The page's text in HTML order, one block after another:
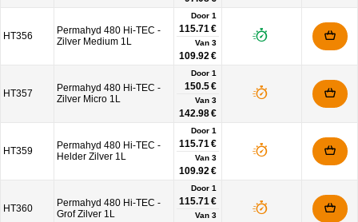
HT356
Permahyd 480 Hi-TEC -
Zilver Medium 1L
Door 1
115.71 €
Van 3
109.92 €
HT357
Permahyd 480 Hi-TEC -
Zilver Micro 1L
Door 1
150.5 €
Van 3
142.98 €
HT359
Permahyd 480 Hi-TEC -
Helder Zilver 1L
Door 1
115.71 €
Van 3
109.92 €
HT360
Permahyd 480 Hi-TEC -
Grof Zilver 1L
Door 1
115.71 €
Van 3